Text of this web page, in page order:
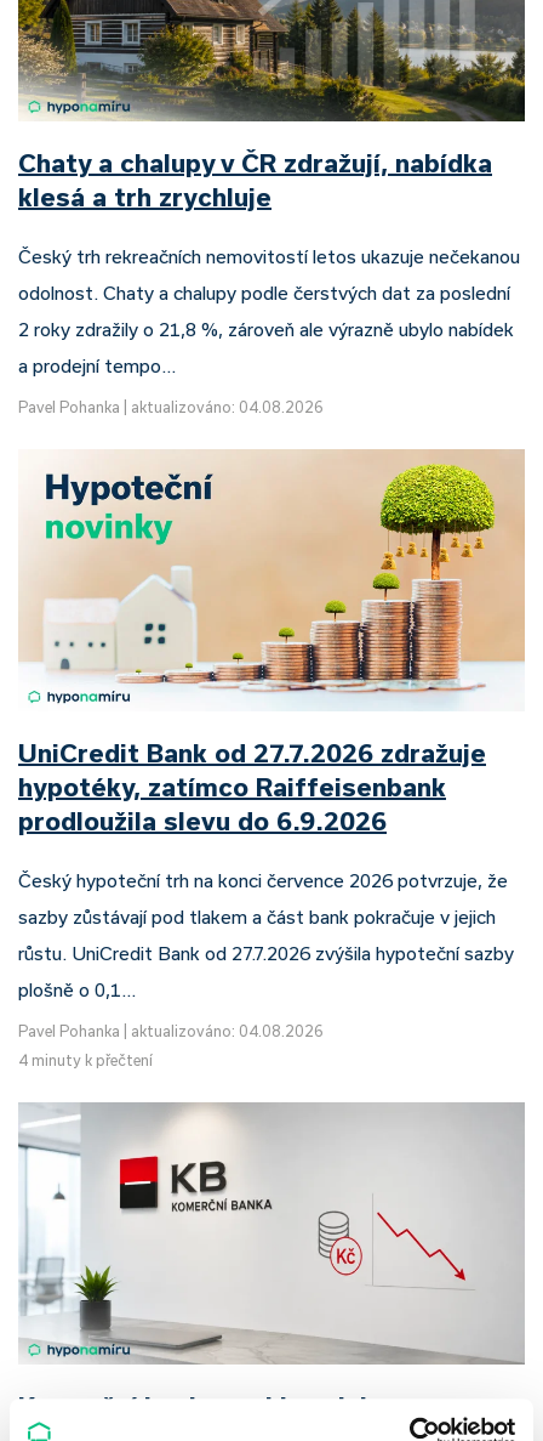
Chaty a chalupy v ČR zdražují, nabídka
klesá a trh zrychluje
Český trh rekreačních nemovitostí letos ukazuje nečekanou
odolnost. Chaty a chalupy podle čerstvých dat za poslední
2 roky zdražily o 21,8 %, zároveň ale výrazně ubylo nabídek
a prodejní tempo…
Pavel Pohanka aktualizováno: 04.08.2026
UniCredit Bank od 27.7.2026 zdražuje
hypotéky, zatímco Raiffeisenbank
prodloužila slevu do 6.9.2026
Český hypoteční trh na konci července 2026 potvrzuje, že
sazby zůstávají pod tlakem a část bank pokračuje v jejich
růstu. UniCredit Bank od 27.7.2026 zvýšila hypoteční sazby
plošně o 0,1…
Pavel Pohanka
aktualizováno: 04.08.2026
4 minuty k přečtení
Komerční banka: pokles zisku